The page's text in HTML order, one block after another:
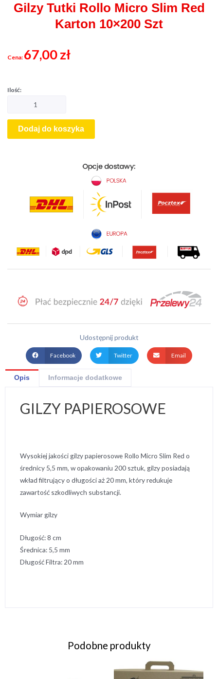
Gilzy Tutki Rollo Micro Slim Red
Karton 10×200 Szt
67,00zł
Dodaj do koszyka
Udostępnij produkt
Facebook Twitter Email
Opis Informacje dodatkowe
GILZY PAPIEROSOWE
Wysokiej jakości gilzy papierosowe Rollo Micro Slim Red o
średnicy 5,5 mm, w opakowaniu 200 sztuk, gilzy posiadają
wkład filtrujący o długości aż 20 mm, który redukuje
zawartość szkodliwych substancji.
Wymiar gilzy
Długość: 8 cm
Średnica: 5,5 mm
Długość Filtra: 20 mm
Podobne produkty